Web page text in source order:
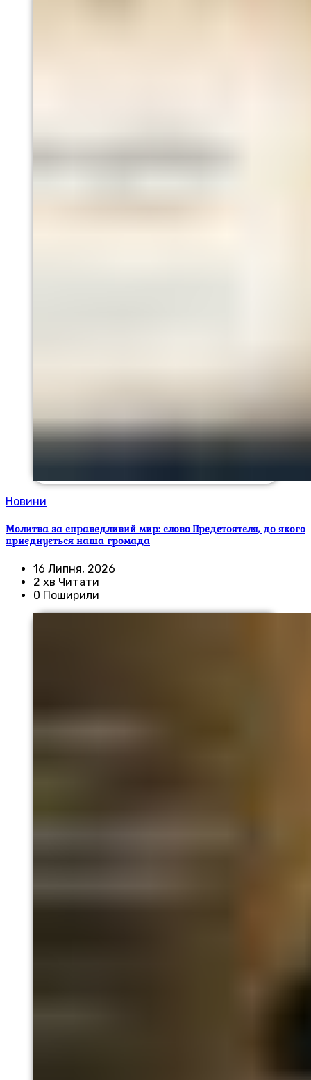
Новини
Молитва за справедливий мир: слово Предстоятеля, до якого
приєднується наша громада
16 Липня, 2026
2 хв Читати
0 Поширили